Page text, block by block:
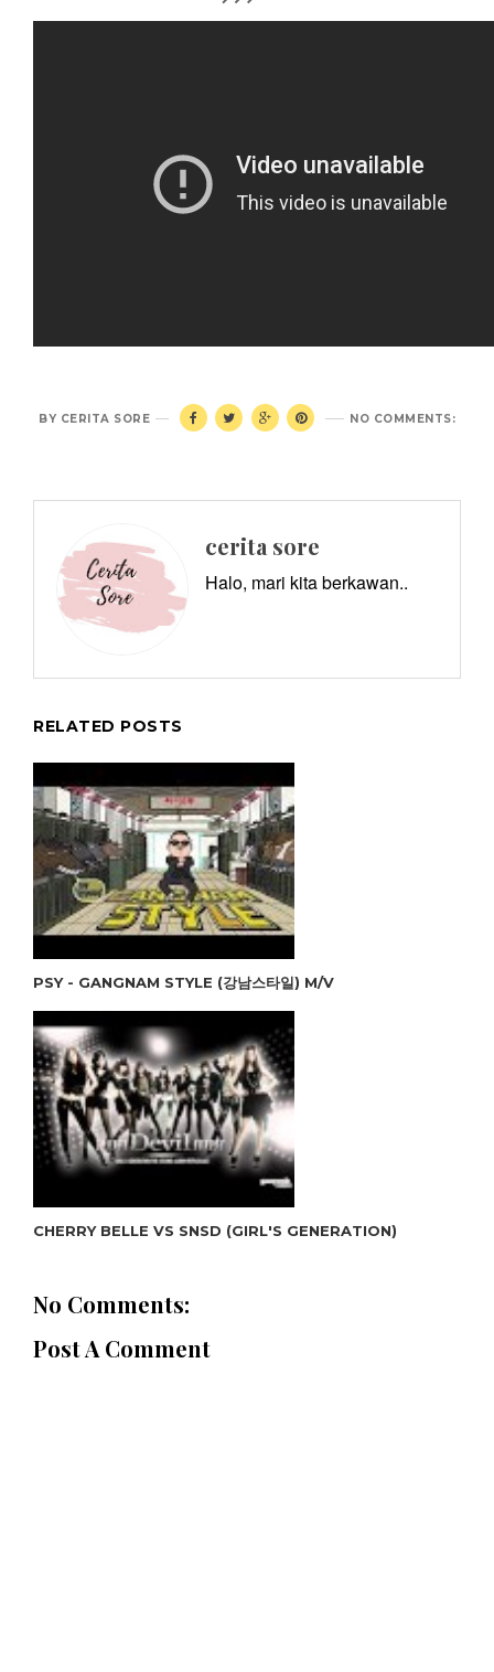
NO COMMENTS:
BY CERITA SORE
cerita sore
Halo, mari kita berkawan..
RELATED POSTS
PSY - GANGNAM STYLE (강남스타일) M/V
CHERRY BELLE VS SNSD (GIRL'S GENERATION)
No Comments:
Post A Comment